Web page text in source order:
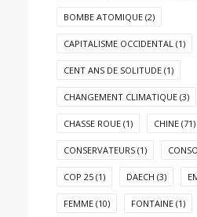
BOMBE ATOMIQUE (2)
CAPITALISME OCCIDENTAL (1)
CENT ANS DE SOLITUDE (1)
CHANGEMENT CLIMATIQUE (3)
CHASSE ROUE (1) CHINE (71)
CONSERVATEURS (1)
COP 25 (1) DAECH (3)
FEMME (10) FONTAINE (1)